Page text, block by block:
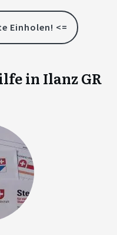
Einholen! <=
in Ilanz GR